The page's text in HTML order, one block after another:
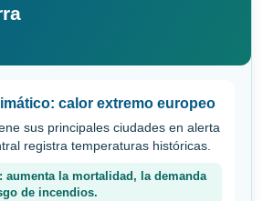
calor extremo europeo
sus principales ciudades en alerta
registra temperaturas históricas.
aumenta la mortalidad, la demanda
de incendios.